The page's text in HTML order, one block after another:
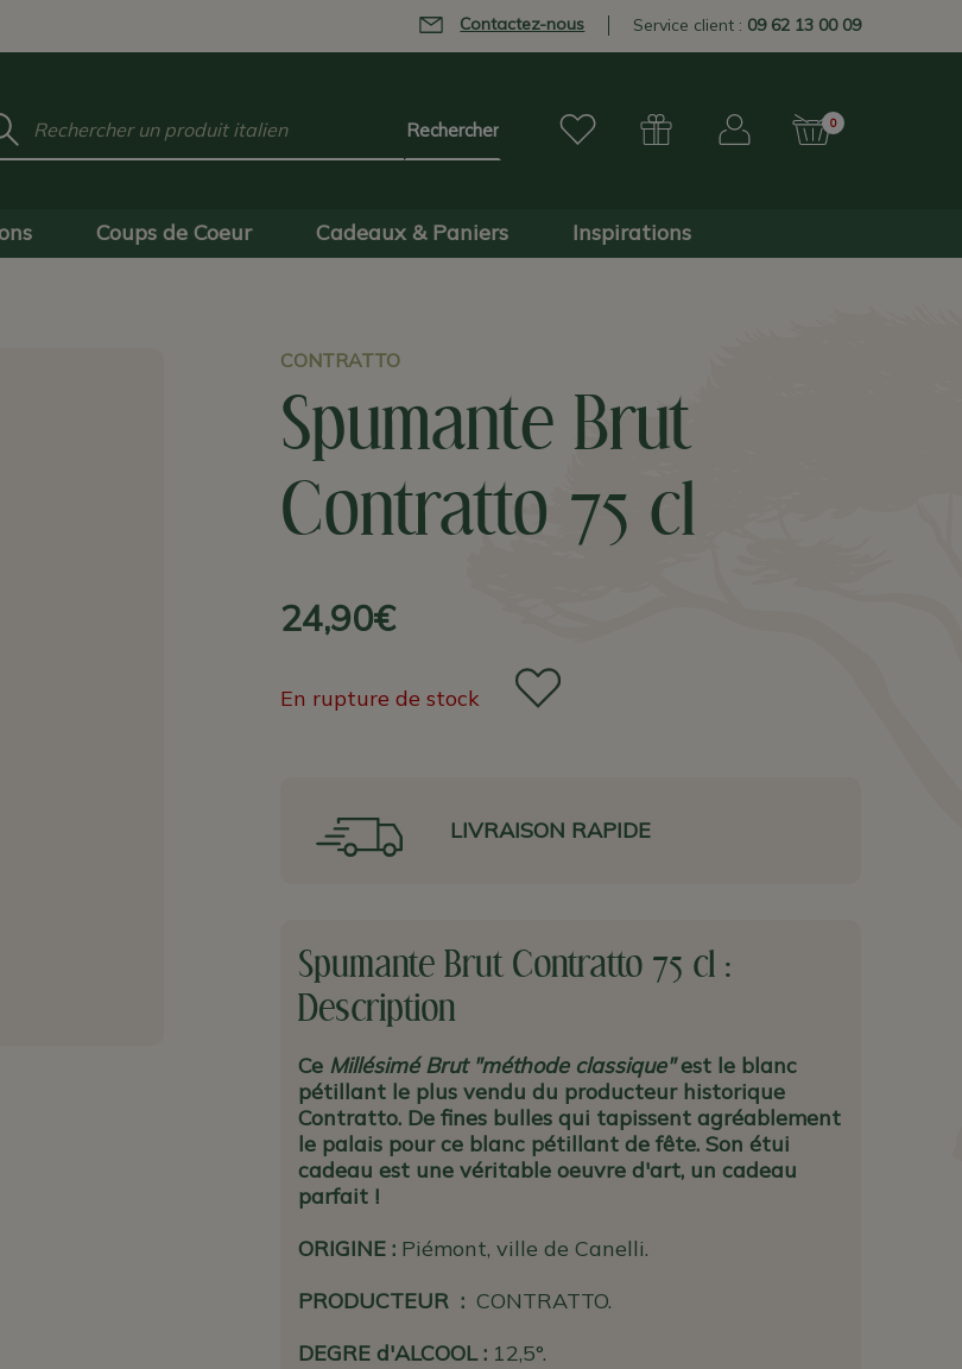
Contactez-nous Service client : 09 62 13 00 09
0
Coups de Coeur Cadeaux & Paniers Inspirations
CONTRATTO
Spumante Brut
Contratto 75 cl
24,90€
En rupture de stock
LIVRAISON RAPIDE
Spumante Brut Contratto 75 cl :
Description
Ce Millésimé Brut "méthode classique"est le blanc
pétillant le plus vendu du producteur historique
Contratto. De fines bulles qui tapissent agréablement
le palais pour ce blanc pétillant de fête. Son étui
cadeau est une véritable oeuvre d'art, un cadeau
parfait !
ORIGINE : Piémont, ville de Canelli.
PRODUCTEUR : CONTRATTO.
DEGRE d'ALCOOL : 12,5°.